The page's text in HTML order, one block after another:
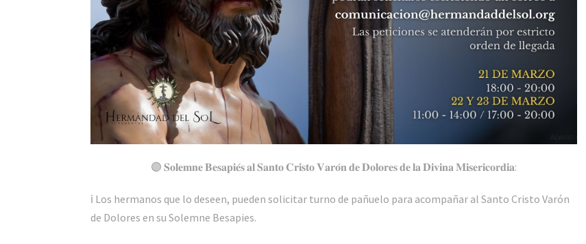
🟣 𝐒𝐨𝐥𝐞𝐦𝐧𝐞 𝐁𝐞𝐬𝐚𝐩𝐢𝐞́𝐬 𝐚𝐥 𝐒𝐚𝐧𝐭𝐨 𝐂𝐫𝐢𝐬𝐭𝐨 𝐕𝐚𝐫𝐨́𝐧 𝐝𝐞 𝐃𝐨𝐥𝐨𝐫𝐞𝐬 𝐝𝐞 𝐥𝐚 𝐃𝐢𝐯𝐢𝐧𝐚 𝐌𝐢𝐬𝐞𝐫𝐢𝐜𝐨𝐫𝐝𝐢𝐚:
ℹ️ Los hermanos que lo deseen, pueden solicitar turno de pañuelo para acompañar al Santo Cristo Varón
de Dolores en su Solemne Besapies.